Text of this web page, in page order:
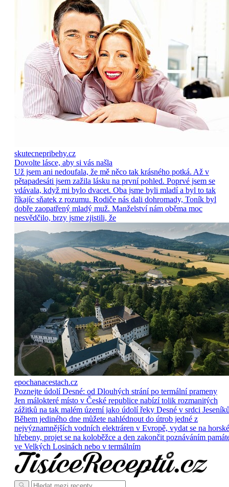
skutecnepribehy.cz
Dovolte lásce, aby si vás našla
Už jsem ani nedoufala, že mě něco tak krásného potká. Až v
pětapadesáti jsem zažila lásku na první pohled. Poprvé jsem se
vdávala, když mi bylo dvacet. Oba jsme byli mladí a byl to tak
říkajíc sňatek z rozumu. Rodiče nás dali dohromady, Toník byl
dobře zaopatřený mladý muž. Manželství nám oběma moc
nesvědčilo, brzy jsme zjistili, že
epochanacestach.cz
Poznejte údolí Desné: od Dlouhých strání po termální prameny
Jen málokteré místo v České republice nabízí tolik rozmanitých
zážitků na tak malém území jako údolí řeky Desné v srdci
Během jediného dne můžete nahlédnout do útrob jedné z
nejvýznamnějších vodních elektráren v Evropě, vydat se na horské
hřebeny, projet se na koloběžce a den zakončit poznáváním
ve Velkých Losinách nebo v termálním